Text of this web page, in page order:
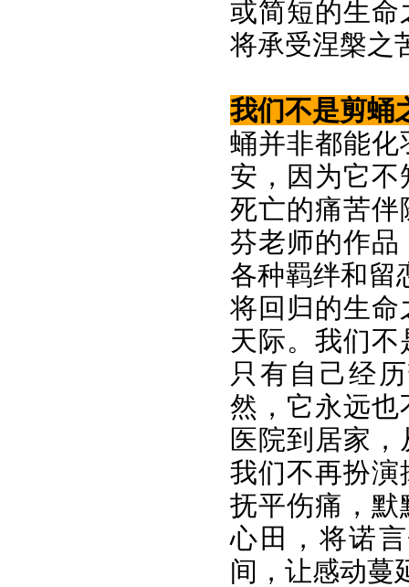
或简短的生
将承受涅槃之
我们不是剪蛹
蛹并非都能
安，因为它
死亡的痛苦
芬老师的作
各种羁绊和
将回归的生
天际。我们
只有自己经
然，它永远
医院到居家
我们不再扮
抚平伤痛，
心田，将诺
间，让感动蔓